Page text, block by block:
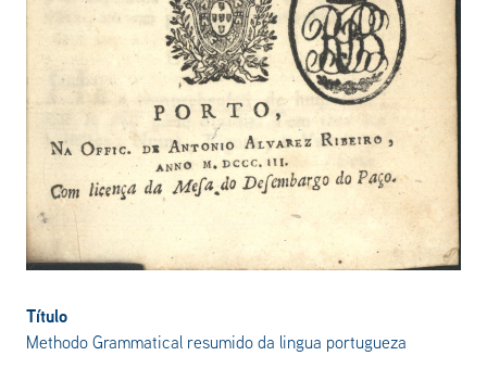
Título
Methodo Grammatical resumido da lingua portugueza